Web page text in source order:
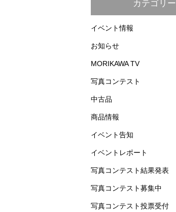
カテゴリー
イベント情報
お知らせ
MORIKAWA TV
写真コンテスト
中古品
商品情報
イベント告知
イベントレポート
写真コンテスト結果発表
写真コンテスト募集中
写真コンテスト投票受付